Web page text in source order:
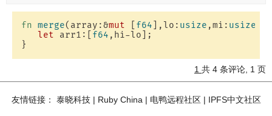
fn merge(array:&mut f64 ],lo: usize ,mi: usize
let arr1:[ f64 ,hi-lo];
1 共 4 条评论, 1 页
友情链接： 泰晓科技| Ruby China | 电鸭远程社区| IPFS中文社区